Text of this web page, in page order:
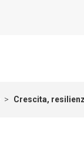
> Crescita,